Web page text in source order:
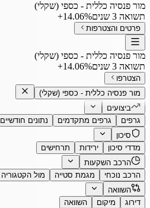
מור פנסיה כללית - כספי (שקלי)
תשואה 3 שנים
‎+14.06%
פרטים והצטרפות
מור פנסיה כללית - כספי (שקלי)
תשואה 3 שנים
‎+14.06%
הצטרפו
מור פנסיה כללית - כספי (שקלי)
ביצועים
גרפים
גרפים מתקדמים נתונים חודשיים
סיכון
מדדי סיכון
ירידות
תרחישים
הרכב השקעות
הרכב נוכחי
מגמת סטייה
מול הקטגוריה
השוואה
דירוג
מיקום
השוואה